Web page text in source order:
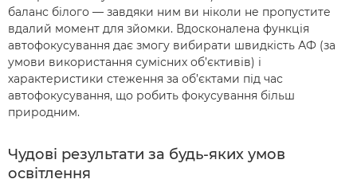
баланс білого — завдяки ним ви ніколи не пропустите
вдалий момент для зйомки. Вдосконалена функція
автофокусування дає змогу вибирати швидкість АФ (за
умови використання сумісних об’єктивів) і
характеристики стеження за об’єктами під час
автофокусування, що робить фокусування більш
природним.
Чудові результати за будь-яких умов
освітлення